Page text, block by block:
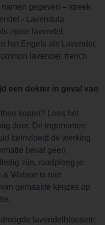
gegeven – streek
- Lavendula
zoete lavendel,
het Engels als Lavender,
lavender, french
een dokter in geval van
kopen? Lees het
door. De ingenomen
beïnvloedt de werking
bevat geen
zijn, raadpleeg je
& Watson is niet
gemaakte keuzes op
lavendelbloesem